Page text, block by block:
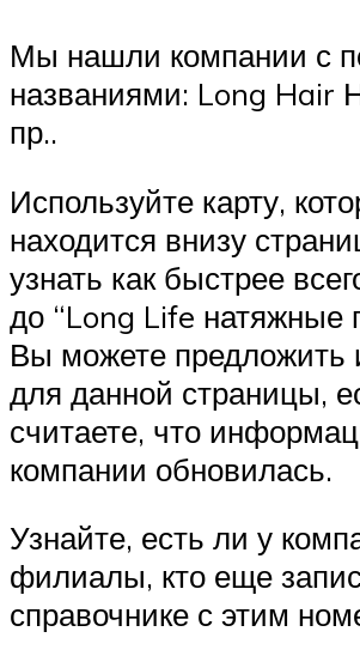
Мы нашли компании с
названиями: Long Hair
пр..
Используйте карту,
находится внизу
узнать как быстрее
до “Long Life натяжные
Вы можете предложить
для данной страницы,
считаете, что
компании обновилась.
Узнайте, есть ли у
филиалы, кто еще
справочнике с этим